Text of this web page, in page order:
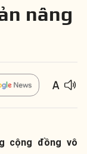
nâng
cộng đồng vô